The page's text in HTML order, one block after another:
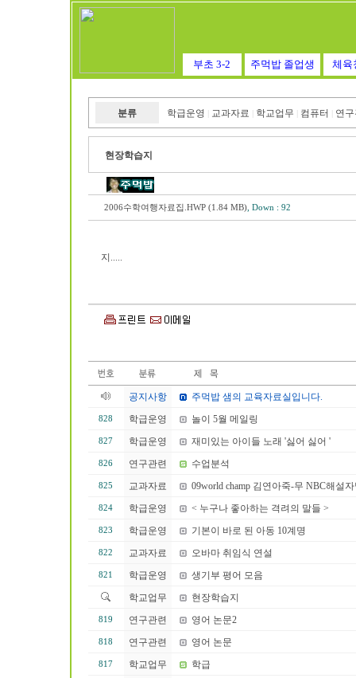
부초 3-2 주먹밥 졸업생 체육
분류 학급운영 교과자료 학교업무 컴퓨터 연
현장학습지
2006수학여행자료집.HWP (1.84 MB), Down : 92
지.....
공지사항 주먹밥 샘의 교육자료실입니다.
828 학급운영 놀이 5월 메일링
827 학급운영 재미있는 아이들 노래 '싫어 싫어 '
826 연구관련 수업분석
825 교과자료 09world champ 김연아죽-무 NBC해설
824 학급운영 < 누구나 좋아하는 격려의 말들 >
823 학급운영 기본이 바로 된 아동 10계명
822 교과자료 오바마 취임식 연설
821 학급운영
생기부 평어 모음
학교업무
현장학습지
819 연구관련 영어 논문2
818 연구관련 영어 논문
817 학교업무 학급